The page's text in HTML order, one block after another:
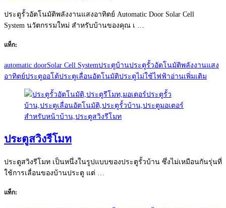
ประตูรั้วอัตโนมัติพลังงานแสงอาทิตย์ Automatic Door Solar Cell
System นวัตกรรมใหม่ สำหรับบ้านของคุณ เ …
แท็ก:
automatic doorSolar Cell Systemประตูบ้านประตูรั้วอัตโนมัติพลังงานแสง
อาทิตย์ประตูออโต้ประตูเลื่อนอัตโนมัติประตูไม่ใช้ไฟฟ้าอ่านเพิ่มเติม
ประตูสวิงรีโมท
ประตูสวิงรีโมท เป็นหนึ่งในรูปแบบของประตูรั้วบ้าน ซึ่งไม่เหมือนกันรุ่นที่
ใช้การเลื่อนของบ้านประตู แต่ …
แท็ก: